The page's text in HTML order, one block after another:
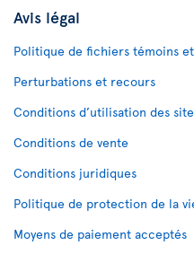
Avis légal
Politique de fichiers témoins
Perturbations et recours
Conditions d’utilisation des
Conditions de vente
Conditions juridiques
Politique de protection de la
Moyens de paiement acceptés